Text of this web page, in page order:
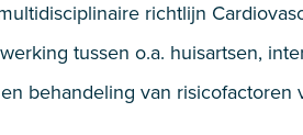
richtlijn
tussen o.a. huisartsen,
behandeling van risicofactoren